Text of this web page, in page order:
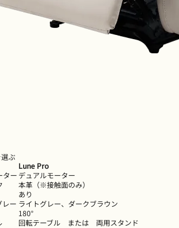
ぶ
Lune Pro
ター デュアルモーター
本革（※接触面のみ）
あり
レー ライトグレー、ダークブラウン
180°
回転テーブル または 両用スタンド